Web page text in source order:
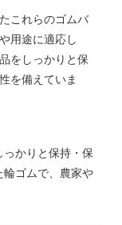
これらのゴムバ
用途に適応し
をしっかりと保
を備えていま
かりと保持・保
ゴムで、農家や